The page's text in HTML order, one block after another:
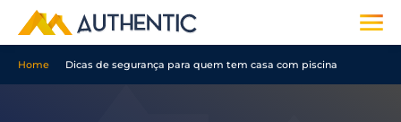
Home Dicas de segurança para quem tem casa com piscina